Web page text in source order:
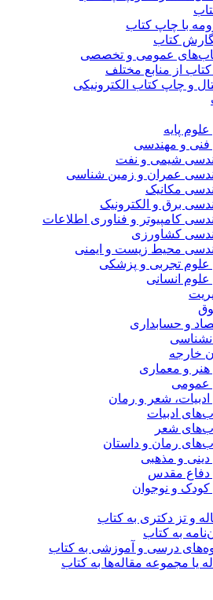
با چاپ کتاب
کتاب
عمومی و تخصصی
از منابع مختلف
و چاپ کتاب الکترونیکی
پایه
فنی و مهندسی
شیمی و نفت
عمران و زمین شناسی
مکانیک
برق و الکترونیک
کامپیوتر و فناوری اطلاعات
کشاورزی
محیط زیست و ایمنی
علوم تجربی و پزشکی
انسانی
و حسابداری
خارجه
و معماری
عمومی
شعر و رمان
ادبیات
شعر
رمان و داستان
و مذهبی
دفاع مقدس
و نوجوان
و تز دکتری به کتاب
به کتاب
درسی و آموزشی به کتاب
یا مجموعه مقاله‌ها به کتاب